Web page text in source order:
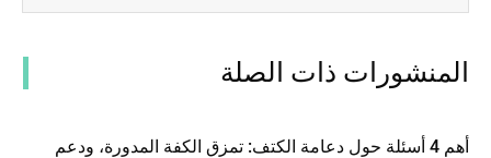
المنشورات ذات الصلة
أهم 4 أسئلة حول دعامة الكتف: تمزق الكفة المدورة، ودعم